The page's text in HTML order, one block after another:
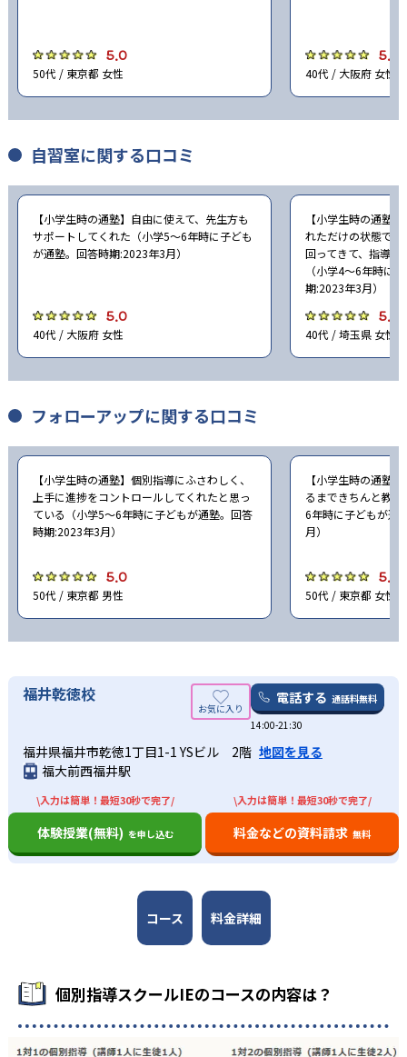
5.0
50代 / 東京都 女性
5.0
40代 / 大阪府 女性
自習室に関する口コミ
【小学生時の通塾】自由に使えて、先生方も
サポートしてくれた（小学5〜6年時に子ども
が通塾。回答時期:2023年3月）
5.0
40代 / 大阪府 女性
【小学生時の通塾
れただけの状態で
回ってきて、指導
（小学4〜6年時に
期:2023年3月）
5.0
40代 / 埼玉県 女性
フォローアップに関する口コミ
【小学生時の通塾】個別指導にふさわしく、
上手に進捗をコントロールしてくれたと思っ
ている（小学5〜6年時に子どもが通塾。回答
時期:2023年3月）
5.0
50代 / 東京都 男性
【小学生時の通塾
るまできちんと教
6年時に子どもが通
月）
5.0
50代 / 東京都 女性
福井乾徳校 電話する 通話料無料
14:00-21:30
福井県福井市乾徳1丁目1-1 YSビル 2階 地図を見る
福大前西福井駅
\入力は簡単！最短30秒で完了/
体験授業(無料) を申し込む
\入力は簡単！最短30秒で完了/
料金などの資料請求 無料
コース 料金詳細
個別指導スクールIEのコースの内容は？